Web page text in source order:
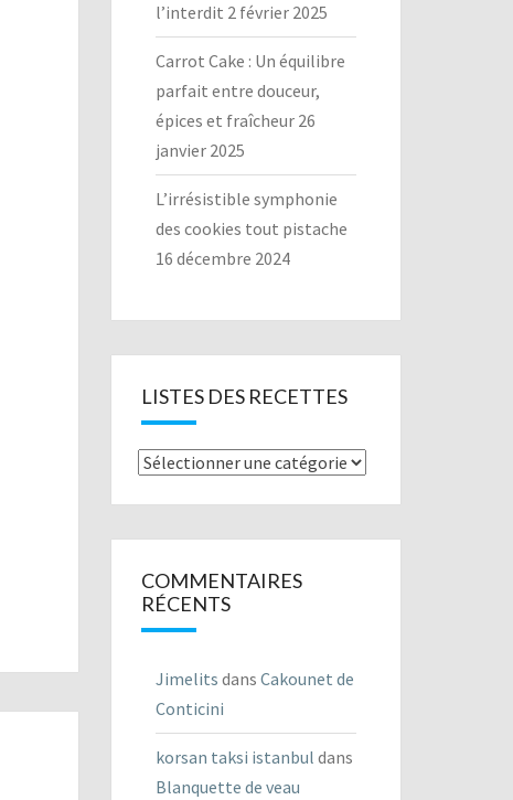
l’interdit 2 février 2025
Carrot Cake : Un équilibre
parfait entre douceur,
épices et fraîcheur 26
janvier 2025
L’irrésistible symphonie
des cookies tout pistache
16 décembre 2024
LISTES DES RECETTES
Listes
COMMENTAIRES
RÉCENTS
Jimelits dans Cakounet de
Conticini
korsan taksi istanbul dans
Blanquette de veau